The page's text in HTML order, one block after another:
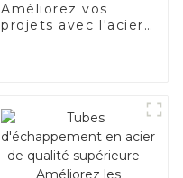
Améliorez vos
projets avec l'acier